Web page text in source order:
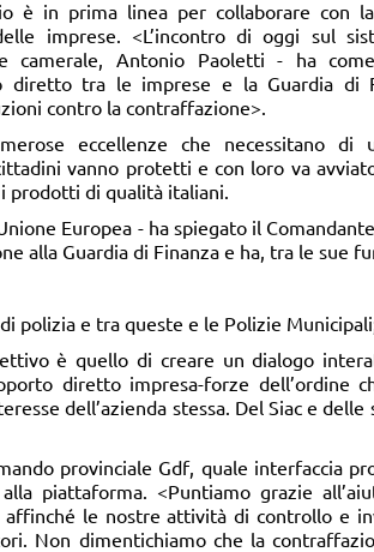
è in prima linea per collaborare con
imprese. <L’incontro di oggi sul
camerale, Antonio Paoletti - ha
diretto tra le imprese e la Guardia di
contro la contraffazione>.
eccellenze che necessitano di
vanno protetti e con loro va
prodotti di qualità italiani.
Europea - ha spiegato il
alla Guardia di Finanza e ha, tra le sue
polizia e tra queste e le Polizie
è quello di creare un dialogo
diretto impresa-forze dell’ordine
dell’azienda stessa. Del Siac e delle
provinciale Gdf, quale interfaccia
piattaforma. <Puntiamo grazie
le nostre attività di controllo e
Non dimentichiamo che la